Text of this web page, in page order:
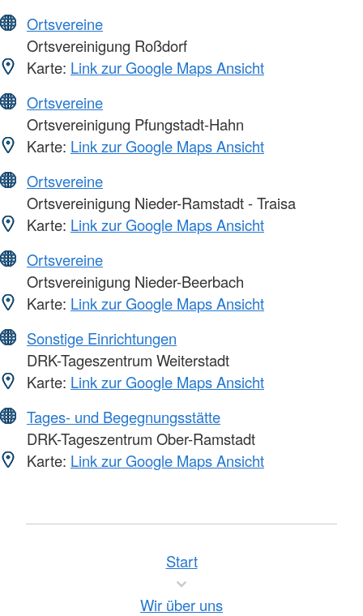
Ortsvereine
Ortsvereinigung Roßdorf
Karte: Link zur Google Maps Ansicht
Ortsvereine
Ortsvereinigung Pfungstadt-Hahn
Karte: Link zur Google Maps Ansicht
Ortsvereine
Ortsvereinigung Nieder-Ramstadt - Traisa
Karte: Link zur Google Maps Ansicht
Ortsvereine
Ortsvereinigung Nieder-Beerbach
Karte: Link zur Google Maps Ansicht
Sonstige Einrichtungen
DRK-Tageszentrum Weiterstadt
Karte: Link zur Google Maps Ansicht
Tages- und Begegnungsstätte
DRK-Tageszentrum Ober-Ramstadt
Karte: Link zur Google Maps Ansicht
Start
Wir über uns